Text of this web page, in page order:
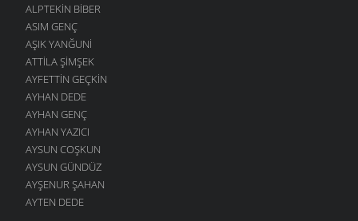
ALPTEKIN BIBER
ASIM GENÇ
AŞIK YANĞUNI
ATTILA ŞIMŞEK
AYFETTIN GEÇKIN
AYHAN DEDE
AYHAN GENÇ
AYHAN YAZICI
AYSUN COŞKUN
AYSUN GÜNDÜZ
AYŞENUR ŞAHAN
AYTEN DEDE